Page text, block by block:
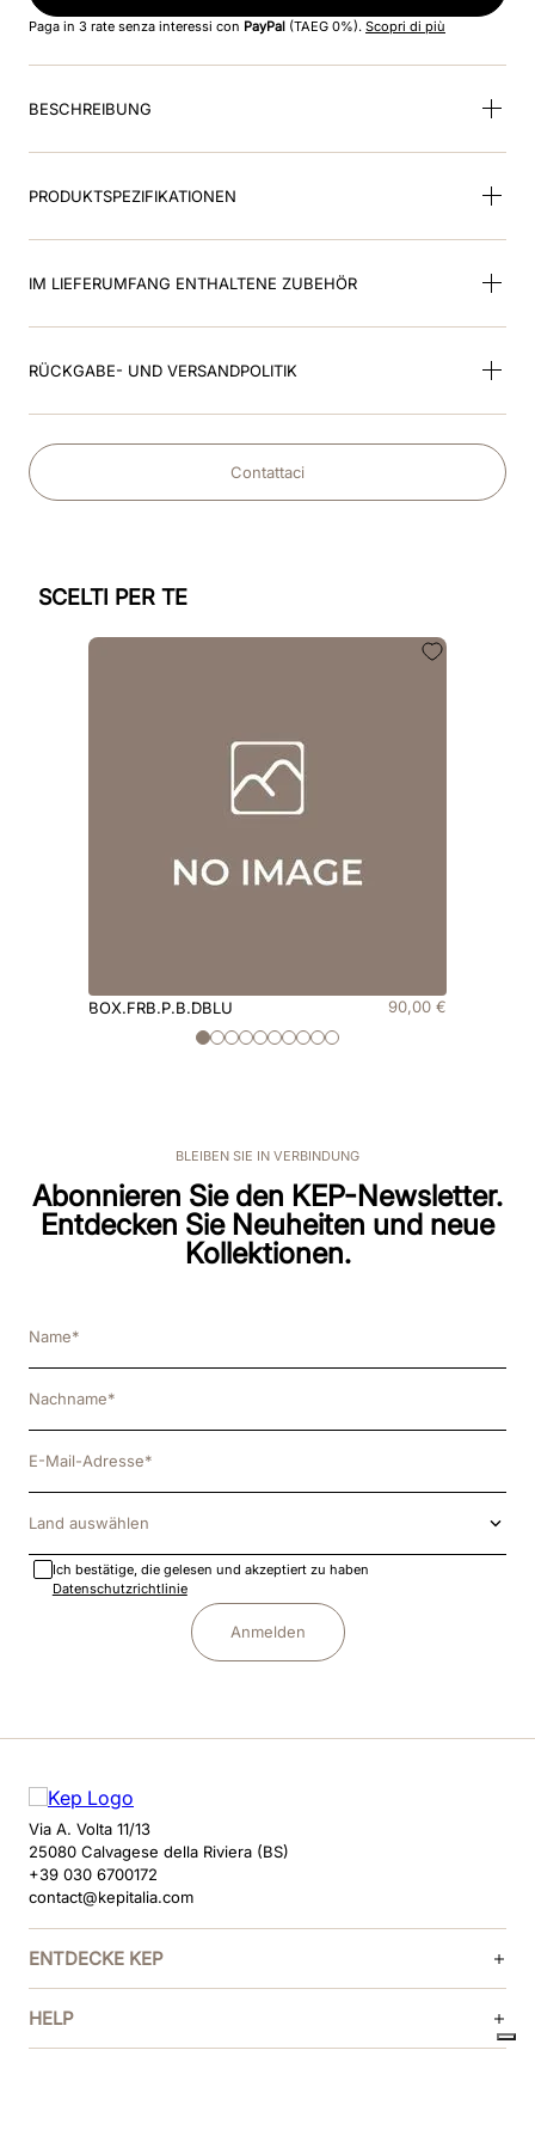
8.visor
9.kep nero
10.kep cromo
Paga in 3 rate senza interessi con PayPal (TAEG 0%). Scopri di più
BESCHREIBUNG
PRODUKTSPEZIFIKATIONEN
IM LIEFERUMFANG ENTHALTENE ZUBEHÖR
RÜCKGABE- UND VERSANDPOLITIK
Contattaci
SCELTI PER TE
BOX.FRB.P.B.DBLU 90,00 €
BLEIBEN SIE IN VERBINDUNG
Abonnieren Sie den KEP-Newsletter.
Entdecken Sie Neuheiten und neue
Kollektionen.
Land auswählen
Ich bestätige, die gelesen und akzeptiert zu haben
Datenschutzrichtlinie
Anmelden
Via A. Volta 11/13
25080 Calvagese della Riviera (BS)
+39 030 6700172
contact@kepitalia.com
ENTDECKE KEP
HELP